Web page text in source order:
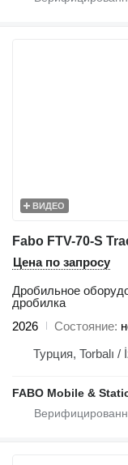
ВИДЕО
Цена по запросу
Дробильное
дробилка
2026
Состояние
Турция, Torbalı /